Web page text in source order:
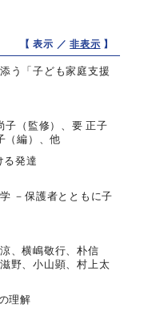
【 表示 ／非表示 】
う「子ども家庭支援
子（監修）、要 正子
（編）、他
る発達
－保護者とともに子
、横嶋敬行、朴信
野、小山顕、村上太
理解